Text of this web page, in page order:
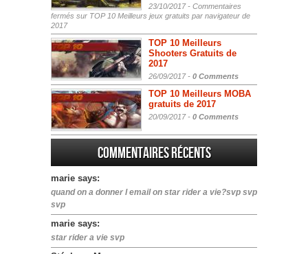
23/10/2017 - Commentaires
fermés sur TOP 10 Meilleurs jeux gratuits par navigateur de
2017
TOP 10 Meilleurs
Shooters Gratuits de
2017
26/09/2017 - 0 Comments
TOP 10 Meilleurs MOBA
gratuits de 2017
20/09/2017 - 0 Comments
Commentaires récents
marie says:
quand on a donner l email on star rider a vie?svp svp
svp
marie says:
star rider a vie svp